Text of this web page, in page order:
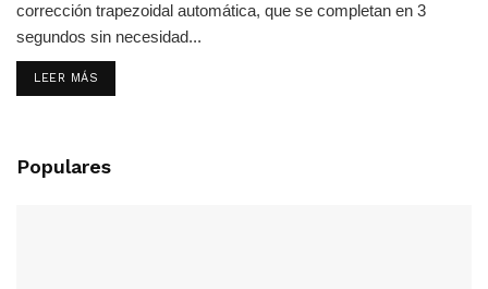
corrección trapezoidal automática, que se completan en 3
segundos sin necesidad...
LEER MÁS
Populares